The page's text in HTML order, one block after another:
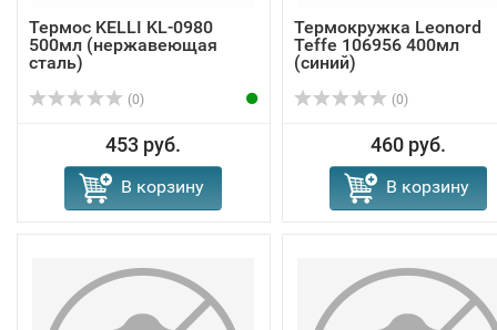
Термос KELLI KL-0980
500мл (нержавеющая
сталь)
(0)
453 руб.
В корзину
Термокружка Leonord
Teffe 106956 400мл
(синий)
(0)
460 руб.
В корзину